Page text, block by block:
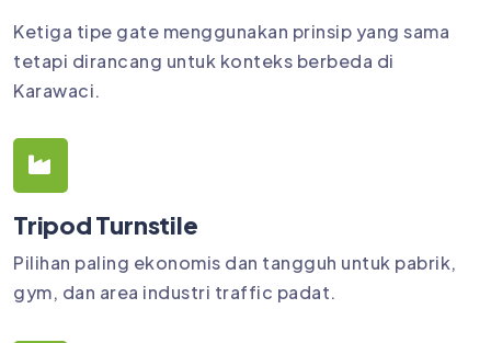
Ketiga tipe gate menggunakan prinsip yang sama
tetapi dirancang untuk konteks berbeda di
Karawaci.
Tripod Turnstile
Pilihan paling ekonomis dan tangguh untuk pabrik,
gym, dan area industri traffic padat.